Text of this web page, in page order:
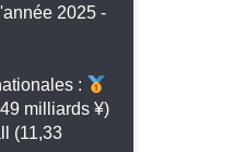
2025 -
:
milliards ¥)
(11,33